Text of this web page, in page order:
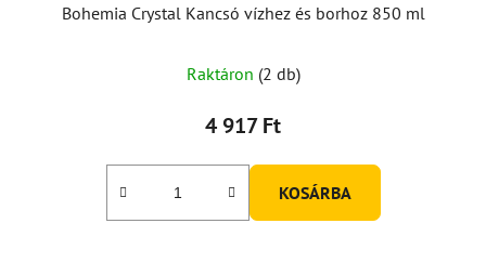
Bohemia Crystal Kancsó vízhez és borhoz 850 ml
Raktáron (2 db)
4 917 Ft
KOSÁRBA